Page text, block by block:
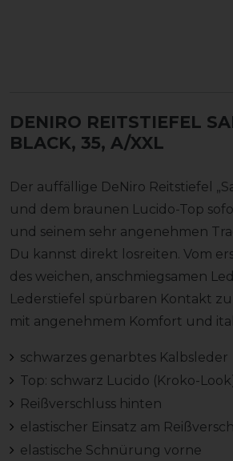
DENIRO REITSTIEFEL
BLACK, 35, A/XXL
Der auffällige DeNiro Reitstiefel
und dem braunen Lucido-Top
und seinem sehr angenehmen
Du kannst direkt losreiten. Vom
des weichen, anschmiegsamen
Lederstiefel spürbaren Kontakt
mit angenehmem Komfort und
schwarzes genarbtes Kalbsleder
Top: schwarz Lucido (Kroko-
Reißverschluss hinten
elastischer Einsatz am
elastische Schnürung vorne